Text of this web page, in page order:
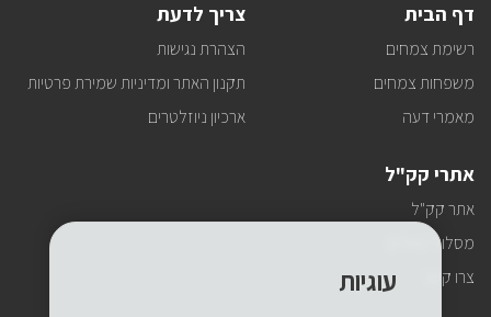
דף הבית
רשימת צמחים
משפחות צמחים
מאמרי דעה
צריך לדעת
הצהרת נגישות
תקנון האתר ומדיניות שמירת פרטיות
ארכיון ניוזלטרים
אתרי קק"ל
אתר קק"ל
מסלולי טיולים
צרו קשר
עוגיות